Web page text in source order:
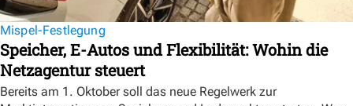
Mispel-Festlegung
Speicher, E-Autos und Flexibilität: Wohin die
Netzagentur steuert
Bereits am 1. Oktober soll das neue Regelwerk zur